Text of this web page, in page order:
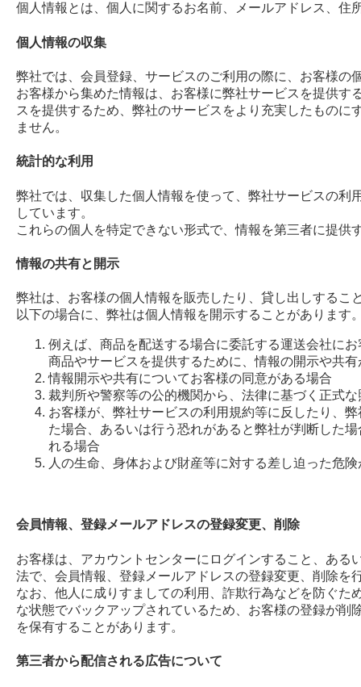
個人情報とは、個人に関するお名前、メールアドレス、住
個人情報の収集
弊社では、会員登録、サービスのご利用の際に、お客様の
お客様から集めた情報は、お客様に弊社サービスを提供す
スを提供するため、弊社のサービスをより充実したものに
ません。
統計的な利用
弊社では、収集した個人情報を使って、弊社サービスの利
しています。
これらの個人を特定できない形式で、情報を第三者に提供
情報の共有と開示
弊社は、お客様の個人情報を販売したり、貸し出しするこ
以下の場合に、弊社は個人情報を開示することがあります
例えば、商品を配送する場合に委託する運送会社に
商品やサービスを提供するために、情報の開示や共
情報開示や共有についてお客様の同意がある場合
裁判所や警察等の公的機関から、法律に基づく正式
お客様が、弊社サービスの利用規約等に反したり、
た場合、あるいは行う恐れがあると弊社が判断した
れる場合
人の生命、身体および財産等に対する差し迫った危
会員情報、登録メールアドレスの登録変更、削除
お客様は、アカウントセンターにログインすること、ある
法で、会員情報、登録メールアドレスの登録変更、削除を
なお、他人に成りすましての利用、詐欺行為などを防ぐた
な状態でバックアップされているため、お客様の登録が削
を保有することがあります。
第三者から配信される広告について